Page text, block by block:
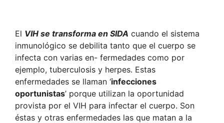
El VIH se transforma en SIDA cuando el sistema
inmunológico se debilita tanto que el cuerpo se
infecta con varias en- fermedades como por
ejemplo, tuberculosis y herpes. Estas
enfermedades se llaman ‘infecciones
oportunistas’ porque utilizan la oportunidad
provista por el VIH para infectar el cuerpo. Son
éstas y otras enfermedades las que matan a la